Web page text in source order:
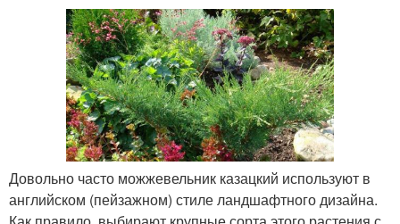
Довольно часто можжевельник казацкий используют в
английском (пейзажном) стиле ландшафтного дизайна.